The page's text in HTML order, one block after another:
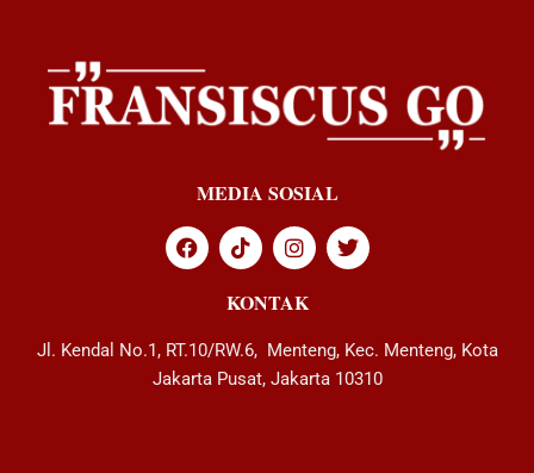
MEDIA SOSIAL
KONTAK
Jl. Kendal No.1, RT.10/RW.6, Menteng, Kec. Menteng, Kota
Jakarta Pusat, Jakarta 10310